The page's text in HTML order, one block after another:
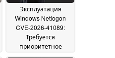
Эксплуатация
Windows Netlogon
CVE-2026-41089:
Требуется
приоритетное
03 June